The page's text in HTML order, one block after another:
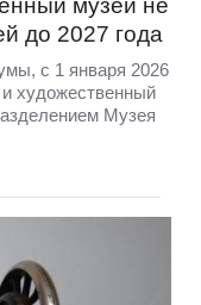
музей не
до 2027 года
с 1 января 2026
и художественный
Музея